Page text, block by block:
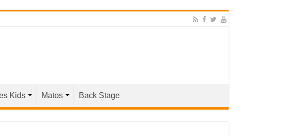
Kids Matos Back Stage